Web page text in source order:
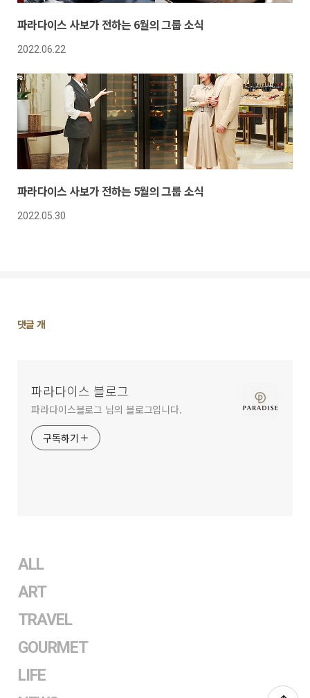
파라다이스 사보가 전하는 6월의 그룹 소식
2022.06.22
파라다이스 사보가 전하는 5월의 그룹 소식
2022.05.30
댓
댓글개
파라다이스 블로그
파라다이스블로그 님의 블로그입니다.
구독하기
ALL
ART
TRAVEL
GOURMET
LIFE